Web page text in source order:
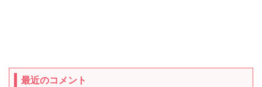
最近のコメント